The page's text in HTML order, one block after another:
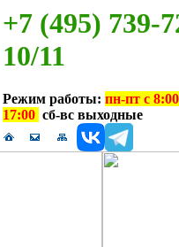
+7 (495) 739-
10/11
Режим работы: пн-пт с
17:00 сб-вс выходные